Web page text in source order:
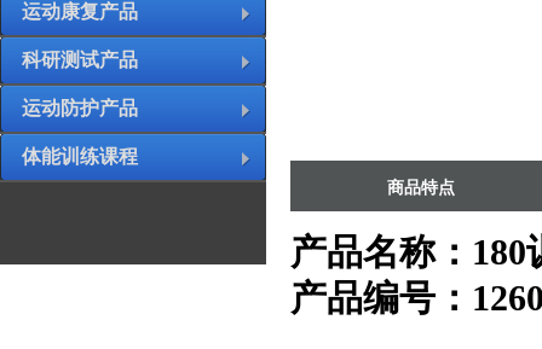
运动康复产品
科研测试产品
运动防护产品
体能训练课程
商品特点
产品名称：180
产品编号：